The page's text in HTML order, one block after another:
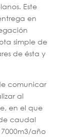
Este
en
simple de
de ésta y
comunicar
al
en el que
caudal
año